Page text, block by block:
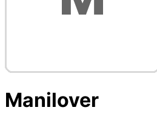
Manilover